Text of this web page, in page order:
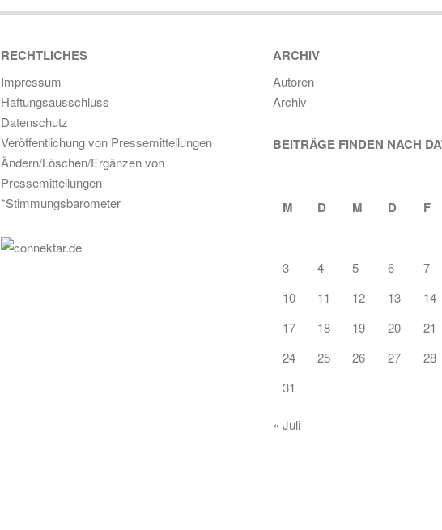
RECHTLICHES
Impressum
Haftungsausschluss
Datenschutz
Veröffentlichung von Pressemitteilungen
Ändern/Löschen/Ergänzen von
Pressemitteilungen
*Stimmungsbarometer
ARCHIV
Autoren
Archiv
BEITRÄGE FINDEN NACH
M D M D F
3 4 5 6
7
10
11 12 13
14
17
18 19 20
21
24
25 26 27
28
31
« Juli